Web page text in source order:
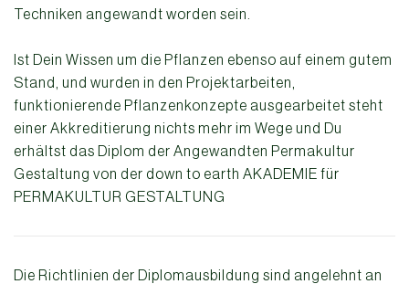
Techniken angewandt worden sein.
Ist Dein Wissen um die Pflanzen ebenso auf einem gutem
Stand, und wurden in den Projektarbeiten,
funktionierende Pflanzenkonzepte ausgearbeitet steht
einer Akkreditierung nichts mehr im Wege und Du
erhältst das Diplom der Angewandten Permakultur
Gestaltung von der down to earth AKADEMIE für
PERMAKULTUR GESTALTUNG
Die Richtlinien der Diplomausbildung sind angelehnt an